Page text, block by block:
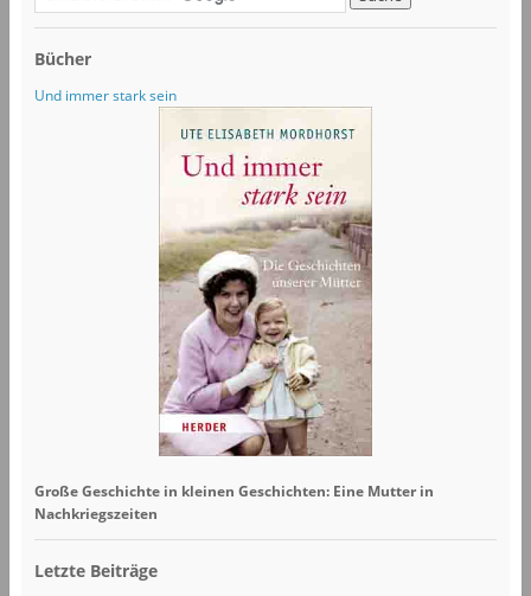
Bücher
Und immer stark sein
Große Geschichte in kleinen Geschichten: Eine Mutter in
Nachkriegszeiten
Letzte Beiträge